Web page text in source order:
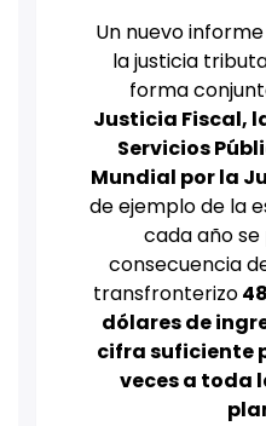
Un nuevo
la justicia
forma
Justicia Fiscal,
Servicios
Mundial por la
de ejemplo de la
cada año
consecuencia
transfronterizo
dólares de
cifra suficiente
veces a toda